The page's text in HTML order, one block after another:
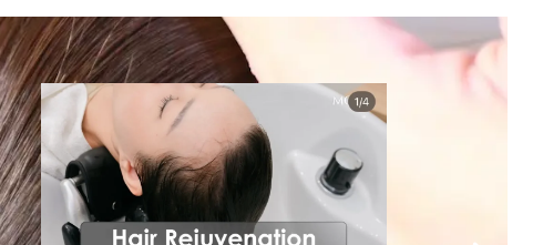
💫
สวยงามรอบด้าน ทั้ง
ม